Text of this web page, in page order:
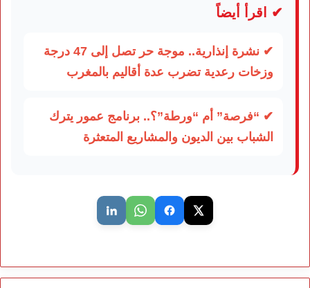
✔ اقرأ أيضاً
✔ نشرة إنذارية.. موجة حر تصل إلى 47 درجة
وزخات رعدية تضرب عدة أقاليم بالمغرب
✔ “فرصة” أم “ورطة”؟.. برنامج عمور يترك
الشباب بين الديون والمشاريع المتعثرة